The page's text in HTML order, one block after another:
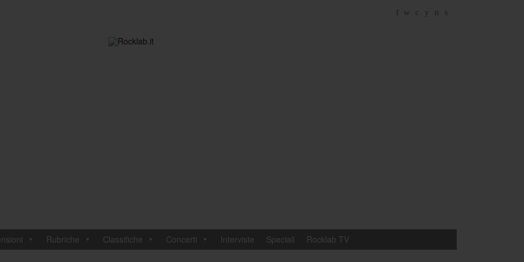
f w c y n s
Rubriche Classifiche Concerti Interviste Speciali Rocklab TV